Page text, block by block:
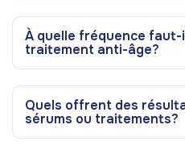
À quelle fréquence faut-
traitement anti-âge?
Quels offrent des
sérums ou traitements?